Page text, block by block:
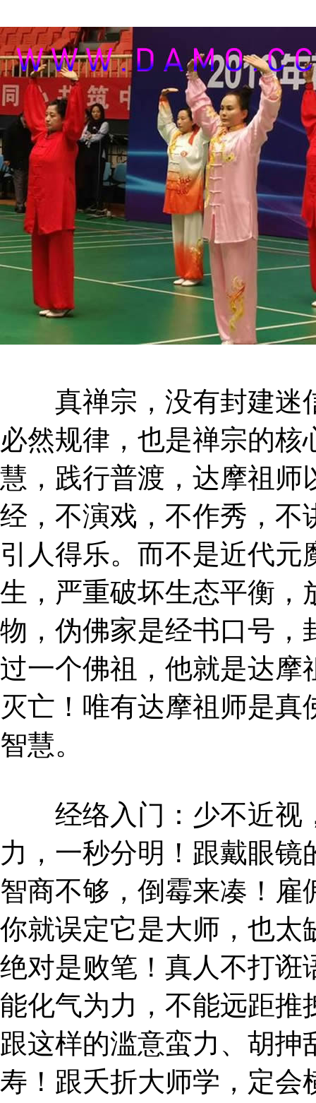
真禅宗，没有封建迷
必然规律，也是禅宗的
慧，践行普渡，达摩祖师
经，不演戏，不作秀，不
引人得乐。而不是近代
生，严重破坏生态平衡，
物，伪佛家是经书口号，
过一个佛祖，他就是达摩
灭亡！唯有达摩祖师是
智慧。
经络入门：少不近视
力，一秒分明！跟戴眼
智商不够，倒霉来凑！雇
你就误定它是大师，也太
绝对是败笔！真人不打诳
能化气为力，不能远距推
跟这样的滥意蛮力、胡
寿！跟夭折大师学，定会